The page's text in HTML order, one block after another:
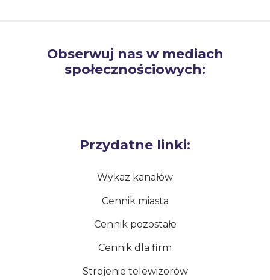
Obserwuj nas w mediach
społecznościowych:
Przydatne linki:
Wykaz kanałów
Cennik miasta
Cennik pozostałe
Cennik dla firm
Strojenie telewizorów